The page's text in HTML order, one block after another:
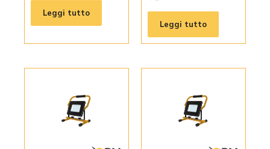
Leggi tutto
Leggi tutto